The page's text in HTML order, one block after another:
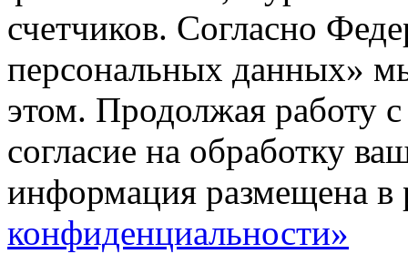
счетчиков. Согласно
персональных данных»
этом. Продолжая работу
согласие на обработку
информация размещена в
конфиденциальности»